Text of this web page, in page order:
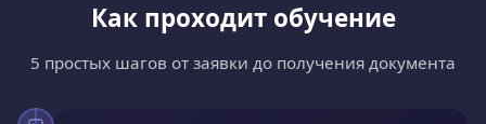
Как проходит обучение
5 простых шагов от заявки до получения документа